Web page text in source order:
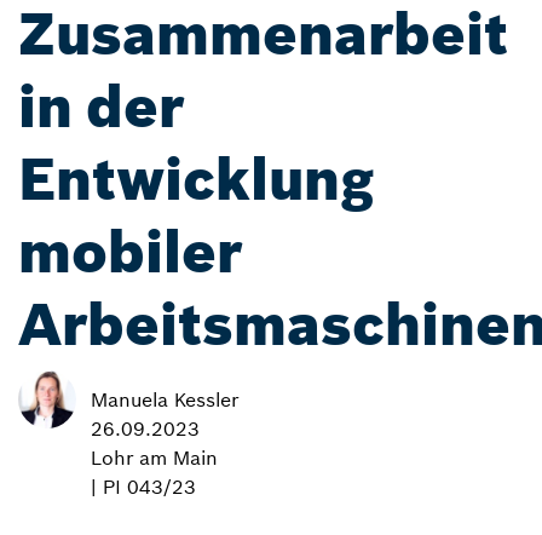
Zusammenarbeit
in der
Entwicklung
mobiler
Manuela Kessler
26.09.2023
Lohr am Main
| PI 043/23